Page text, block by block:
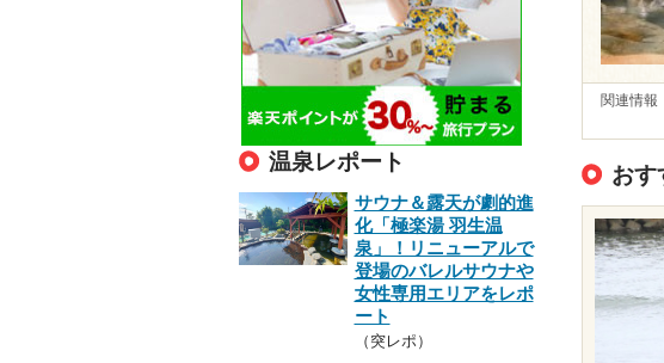
関連情報
おす
温泉レポート
サウナ＆露天が劇的進
化「極楽湯 羽生温
泉」！リニューアルで
登場のバレルサウナや
女性専用エリアをレポ
ート
（突レポ）